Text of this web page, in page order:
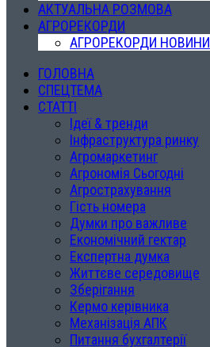
АКТУАЛЬНА РОЗМОВА
АГРОРЕКОРДИ
АГРОРЕКОРДИ НОВИНИ
ГОЛОВНА
СПЕЦТЕМА
СТАТТІ
Ідеї & тренди
Інфраструктура ринку
Агромаркетинг
Агрономія Сьогодні
Агрострахування
Гість номера
Думки про важливе
Економічний гектар
Експертна думка
Життєве середовище
Зберігання
Кермо керівника
Механізація АПК
Питання бухгалтерії